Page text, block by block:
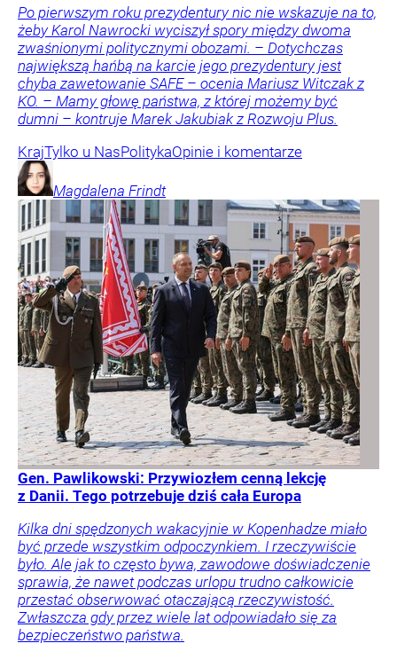
Po pierwszym roku prezydentury nic nie wskazuje na to,
żeby Karol Nawrocki wyciszył spory między dwoma
zwaśnionymi politycznymi obozami. – Dotychczas
największą hańbą na karcie jego prezydentury jest
chyba zawetowanie SAFE – ocenia Mariusz Witczak z
KO. – Mamy głowę państwa, z której możemy być
dumni – kontruje Marek Jakubiak z Rozwoju Plus.
KrajTylko u NasPolitykaOpinie i komentarze
Magdalena Frindt
Gen. Pawlikowski: Przywiozłem cenną lekcję
z Danii. Tego potrzebuje dziś cała Europa
Kilka dni spędzonych wakacyjnie w Kopenhadze miało
być przede wszystkim odpoczynkiem. I rzeczywiście
było. Ale jak to często bywa, zawodowe doświadczenie
sprawia, że nawet podczas urlopu trudno całkowicie
przestać obserwować otaczającą rzeczywistość.
Zwłaszcza gdy przez wiele lat odpowiadało się za
bezpieczeństwo państwa.